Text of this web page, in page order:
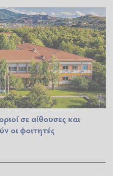
σε αίθουσες και
οι φοιτητές